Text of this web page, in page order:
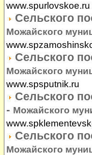
www.spurlovskoe.ru
Сельского
Можайского
Сельского
Можайского
www.spsputnik.ru
Сельского
- Можайского
Сельского
Можайского